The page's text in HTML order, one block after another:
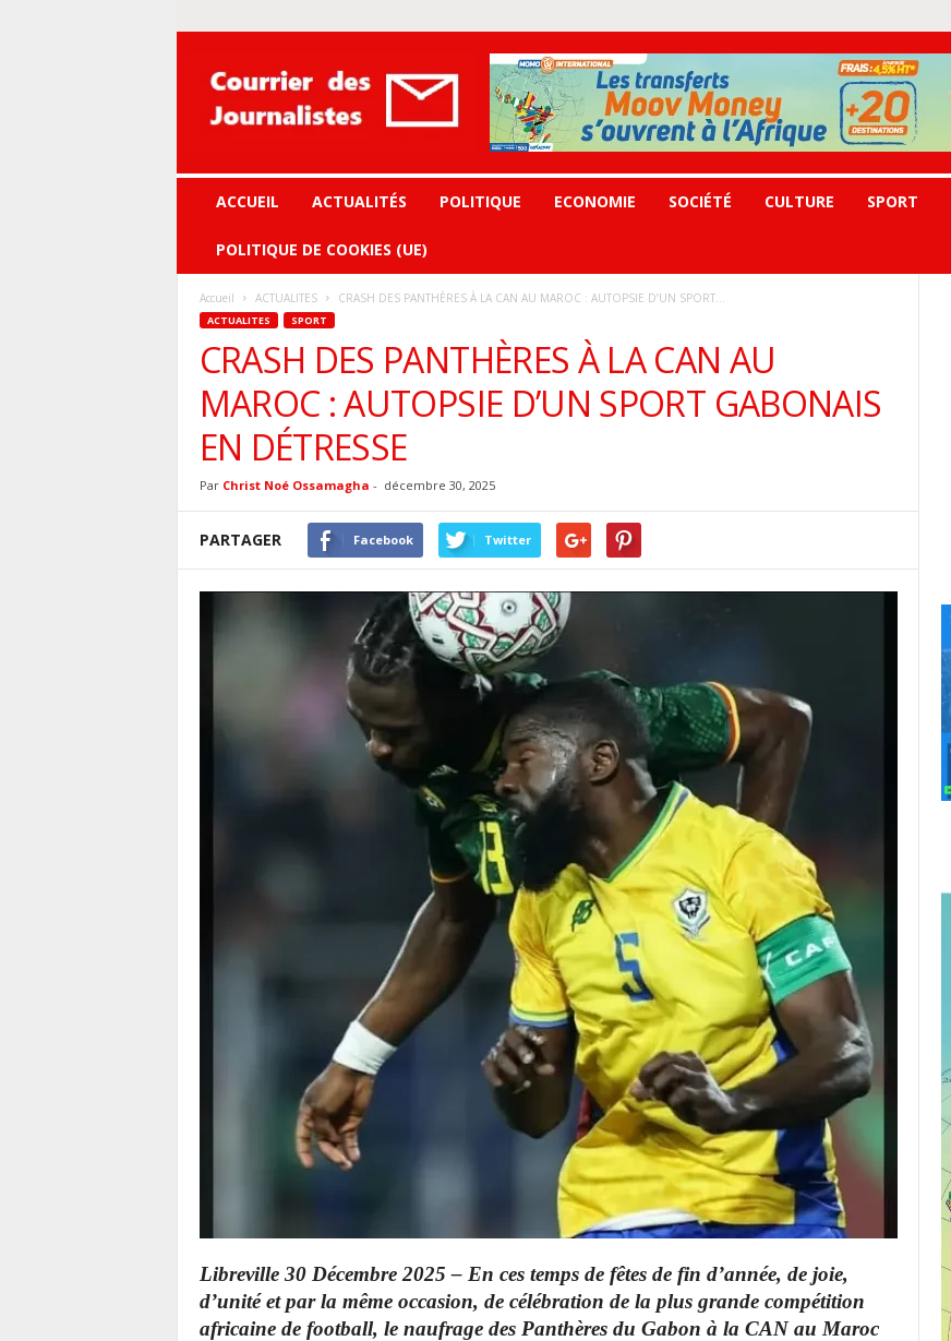
journalistes
ACCUEIL ACTUALITÉS POLITIQUE ECONOMIE SOCIÉTÉ CULTURE SPORT
POLITIQUE DE COOKIES (UE)
Accueil ACTUALITES CRASH DES PANTHÈRES À LA CAN AU MAROC : AUTOPSIE D’UN SPORT...
ACTUALITES SPORT
CRASH DES PANTHÈRES À LA CAN AU
MAROC : AUTOPSIE D’UN SPORT GABONAIS
EN DÉTRESSE
Par Christ Noé Ossamagha - décembre 30, 2025
PARTAGER Facebook Twitter
Libreville 30 Décembre 2025 – En ces temps de fêtes de fin d’année, de joie,
d’unité et par la même occasion, de célébration de la plus grande compétition
africaine de football, le naufrage des Panthères du Gabon à la CAN au Maroc